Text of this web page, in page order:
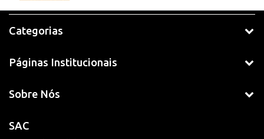
Categorias
Páginas Institucionais
Sobre Nós
SAC